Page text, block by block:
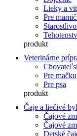
Lieky a
Pre
produkt
Veterinárne
Pre mačku
Pre psa
produkt
Čaje a liečivé
Čajové
Čajové
Detské